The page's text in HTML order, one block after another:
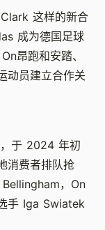
这样的新合
成为德国足球
昂跑和安踏、
动员建立合作关
于 2024 年初
消费者排队抢
，On
手 Iga Swiatek